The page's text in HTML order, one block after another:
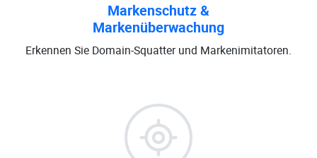
Markenschutz &
Markenüberwachung
Erkennen Sie Domain-Squatter und Markenimitatoren.